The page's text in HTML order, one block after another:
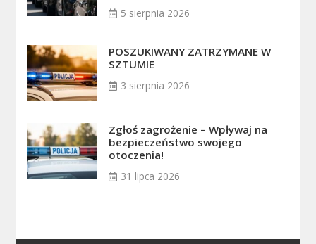
5 sierpnia 2026
POSZUKIWANY ZATRZYMANE W
SZTUMIE
3 sierpnia 2026
Zgłoś zagrożenie – Wpływaj na
bezpieczeństwo swojego
otoczenia!
31 lipca 2026